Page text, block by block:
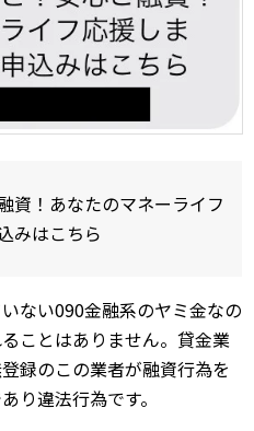
資！あなたのマネーライフ
みはこちら
ない090金融系のヤミ金なの
ことはありません。貸金業
録のこの業者が融資行為を
り違法行為です。